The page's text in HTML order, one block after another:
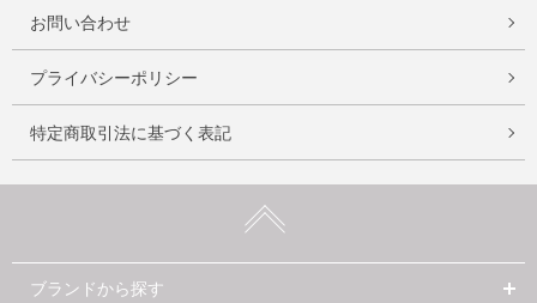
お問い合わせ
プライバシーポリシー
特定商取引法に基づく表記
ブランドから探す